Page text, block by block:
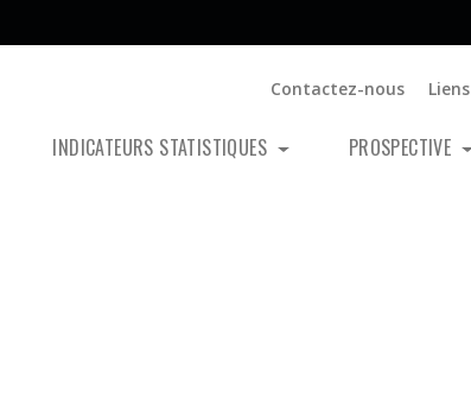
Contactez-nous Liens
INDICATEURS STATISTIQUES PROSPECTIVE